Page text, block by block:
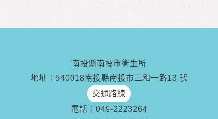
南投縣南投市衛生所
地址：540018南投縣南投市三和一路13 號
交通路線
電話︰ 049-2223264